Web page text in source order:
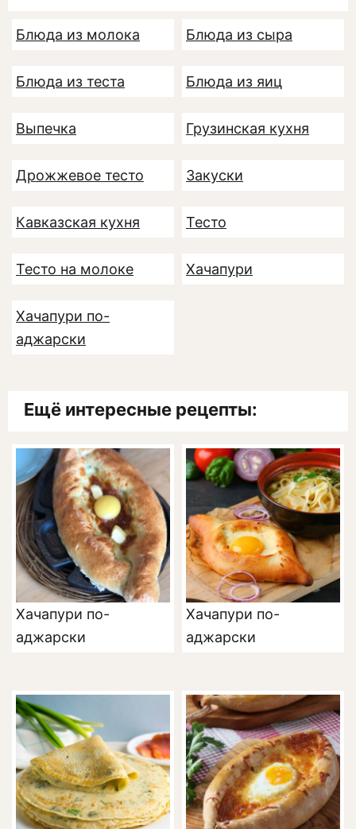
Блюда из молока Блюда из сыра
Блюда из теста Блюда из яиц
Выпечка Грузинская кухня
Дрожжевое тесто Закуски
Кавказская кухня Тесто
Тесто на молоке Хачапури
Хачапури по-
аджарски
Ещё интересные рецепты:
Хачапури по-
аджарски
Хачапури по-
аджарски